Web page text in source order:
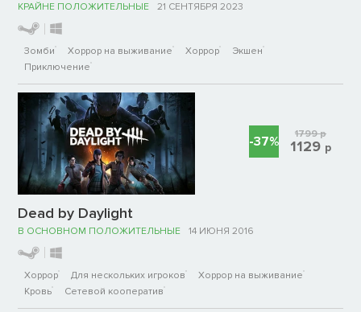
КРАЙНЕ ПОЛОЖИТЕЛЬНЫЕ 21 СЕНТЯБРЯ 2023
Зомби Хоррор на выживание Хоррор
Экшен
Приключение
Dead by Daylight
В ОСНОВНОМ ПОЛОЖИТЕЛЬНЫЕ 14 ИЮНЯ 2016
Хоррор Для нескольких игроков
Хоррор на выживание
Кровь
Сетевой кооператив
-37% 1799р
1129 р